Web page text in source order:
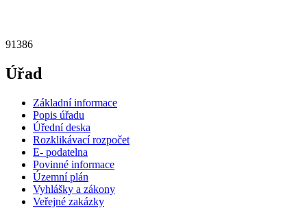
91386
Úřad
Základní informace
Popis úřadu
Úřední deska
Rozklikávací rozpočet
E- podatelna
Povinné informace
Územní plán
Vyhlášky a zákony
Veřejné zakázky